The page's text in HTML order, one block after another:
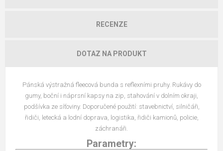
RECENZE
DOTAZ NA PRODUKT
Pánská výstražná fleecová bunda s reflexními pruhy. Rukávy do
gumy, boční i náprsní kapsy na zip, stahování v dolním okraji,
podšívka ze síťoviny. Doporučené použití: stavebnictví, silničáři,
řidiči, letecká a lodní doprava, logistika, řidiči kamionů, policie,
záchranáři.
Parametry: